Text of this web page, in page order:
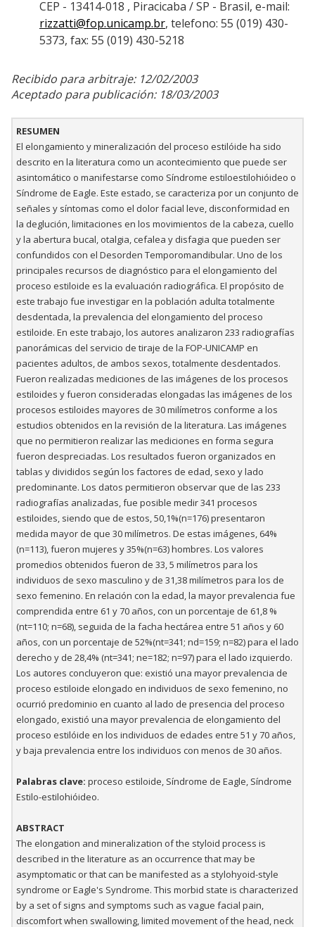
CEP - 13414-018 , Piracicaba / SP - Brasil, e-mail:
rizzatti@fop.unicamp.br, telefono: 55 (019) 430-
5373, fax: 55 (019) 430-5218
Recibido para arbitraje: 12/02/2003
Aceptado para publicación: 18/03/2003
RESUMEN
El elongamiento y mineralización del proceso estilóide ha sido
descrito en la literatura como un acontecimiento que puede ser
asintomático o manifestarse como Síndrome estiloestilohióideo o
Síndrome de Eagle. Este estado, se caracteriza por un conjunto de
señales y síntomas como el dolor facial leve, disconformidad en
la deglución, limitaciones en los movimientos de la cabeza, cuello
y la abertura bucal, otalgia, cefalea y disfagia que pueden ser
confundidos con el Desorden Temporomandibular. Uno de los
principales recursos de diagnóstico para el elongamiento del
proceso estiloide es la evaluación radiográfica. El propósito de
este trabajo fue investigar en la población adulta totalmente
desdentada, la prevalencia del elongamiento del proceso
estiloide. En este trabajo, los autores analizaron 233 radiografías
panorámicas del servicio de tiraje de la FOP-UNICAMP en
pacientes adultos, de ambos sexos, totalmente desdentados.
Fueron realizadas mediciones de las imágenes de los procesos
estiloides y fueron consideradas elongadas las imágenes de los
procesos estiloides mayores de 30 milímetros conforme a los
estudios obtenidos en la revisión de la literatura. Las imágenes
que no permitieron realizar las mediciones en forma segura
fueron despreciadas. Los resultados fueron organizados en
tablas y divididos según los factores de edad, sexo y lado
predominante. Los datos permitieron observar que de las 233
radiografías analizadas, fue posible medir 341 procesos
estiloides, siendo que de estos, 50,1%(n=176) presentaron
medida mayor de que 30 milímetros. De estas imágenes, 64%
(n=113), fueron mujeres y 35%(n=63) hombres. Los valores
promedios obtenidos fueron de 33, 5 milímetros para los
individuos de sexo masculino y de 31,38 milímetros para los de
sexo femenino. En relación con la edad, la mayor prevalencia fue
comprendida entre 61 y 70 años, con un porcentaje de 61,8 %
(nt=110; n=68), seguida de la facha hectárea entre 51 años y 60
años, con un porcentaje de 52%(nt=341; nd=159; n=82) para el lado
derecho y de 28,4% (nt=341; ne=182; n=97) para el lado izquierdo.
Los autores concluyeron que: existió una mayor prevalencia de
proceso estiloide elongado en individuos de sexo femenino, no
ocurrió predominio en cuanto al lado de presencia del proceso
elongado, existió una mayor prevalencia de elongamiento del
proceso estilóide en los individuos de edades entre 51 y 70 años,
y baja prevalencia entre los individuos con menos de 30 años.
Palabras clave: proceso estiloide, Síndrome de Eagle, Síndrome
Estilo-estilohióideo.
ABSTRACT
The elongation and mineralization of the styloid process is
described in the literature as an occurrence that may be
asymptomatic or that can be manifested as a stylohyoid-style
syndrome or Eagle's Syndrome. This morbid state is characterized
by a set of signs and symptoms such as vague facial pain,
discomfort when swallowing, limited movement of the head, neck